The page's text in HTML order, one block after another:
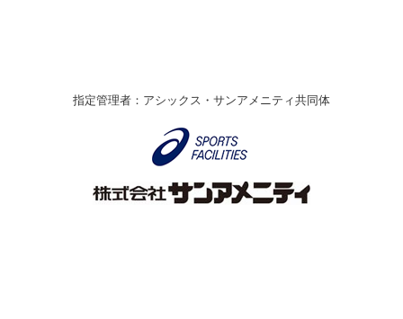
伊丹市総合体育大会 バレーボール大会が開催されました
なわとびイベントを開催しました！
指定管理者：アシックス・サンアメニティ共同体